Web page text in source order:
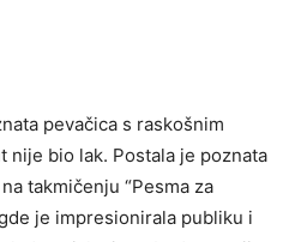
pevačica s raskošnim
nije bio lak. Postala je poznata
takmičenju “Pesma za
je impresionirala publiku i